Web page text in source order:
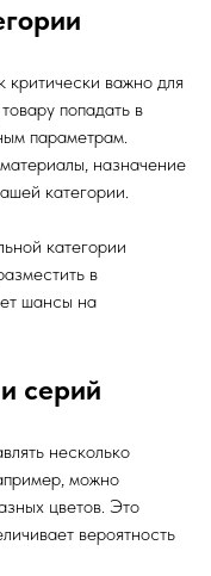
критически важно для
попадать в
параметрам.
назначение
категории.
категории
в
шансы на
серий
несколько
можно
цветов. Это
вероятность